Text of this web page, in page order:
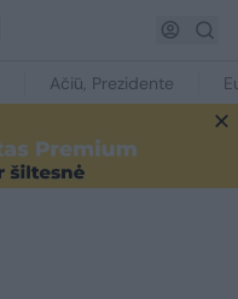
Ačiū, Prezidente